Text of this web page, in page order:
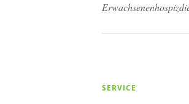
Navigation
SERVICE